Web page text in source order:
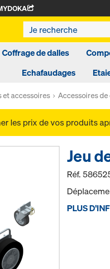
Coffrage de dalles
Echafaudages
et accessoires Accessoires
les prix de vos produits
Jeu
Réf.
PLUS